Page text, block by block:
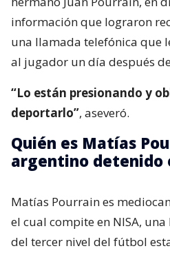
información que lograron
una llamada telefónica que
al jugador un día después
“Lo están presionando y
deportarlo”, aseveró.
Quién es Matías
argentino detenido
Matías Pourrain es
el cual compite en NISA,
del tercer nivel del fútbol